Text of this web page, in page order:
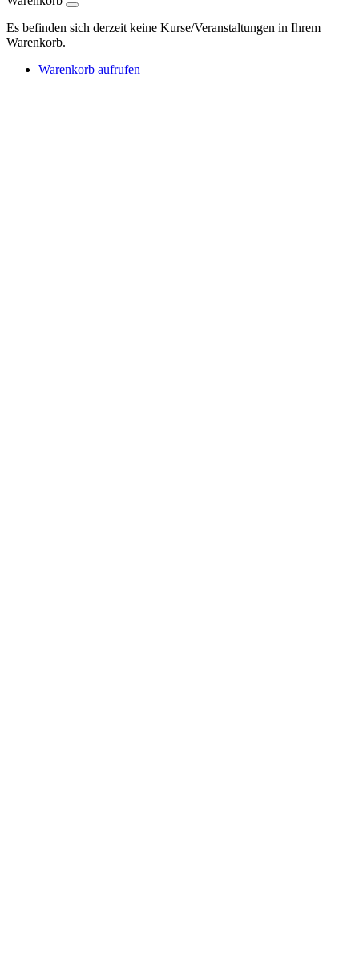
Es befinden sich derzeit keine Kurse/Veranstaltungen in Ihrem
Warenkorb.
Warenkorb aufrufen